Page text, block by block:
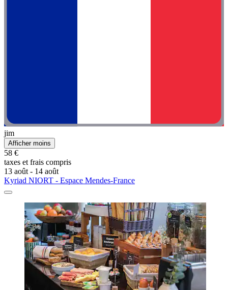
jim
Afficher moins
58 €
taxes et frais compris
13 août - 14 août
Kyriad NIORT - Espace Mendes-France